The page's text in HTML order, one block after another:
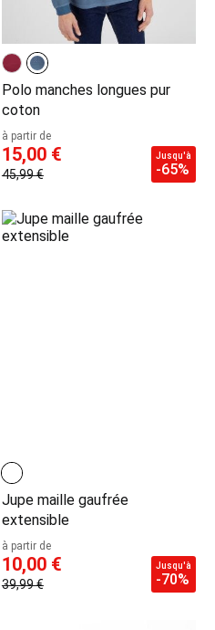
Polo manches longues pur
coton
à partir de
15,00 €
45,99 €
Jusqu'à
-65%
Jupe maille gaufrée
extensible
à partir de
10,00 €
39,99 €
Jusqu'à
-70%